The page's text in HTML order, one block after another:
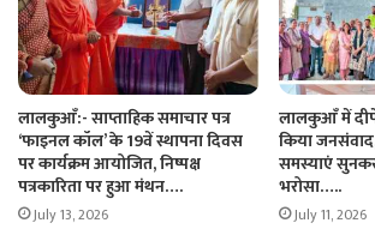
लालकुआँ:- साप्ताहिक समाचार पत्र
‘फाइनल कॉल’ के 19वें स्थापना दिवस
पर कार्यक्रम आयोजित, निष्पक्ष
पत्रकारिता पर हुआ मंथन….
July 13, 2026
लालकुआँ में
किया जनसंवाद,
समस्याएं
भरोसा…..
July 11, 2026